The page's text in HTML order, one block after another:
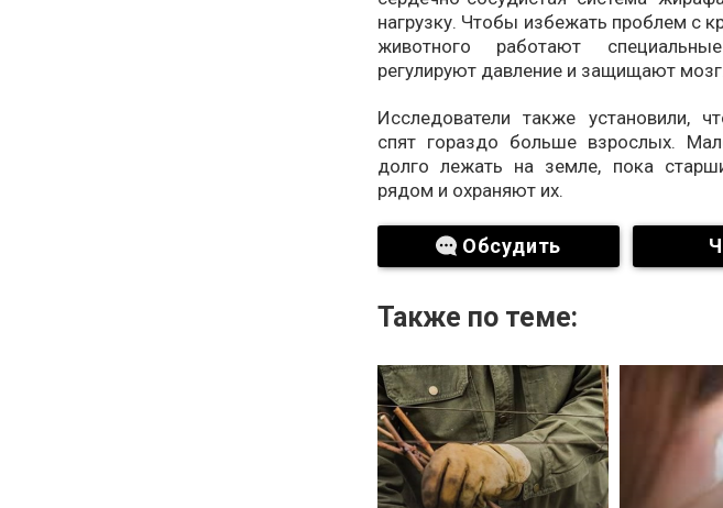
нагрузку. Чтобы избежать проблем с
животного работают
регулируют давление и защищают
Исследователи также установили,
спят гораздо больше взрослых.
долго лежать на земле, пока
рядом и охраняют их.
Обсудить
Также по теме: